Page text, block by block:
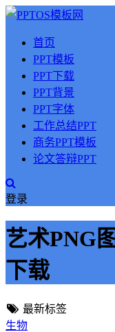
首页
PPT模板
PPT下载
PPT背景
PPT字体
工作总结PPT
商务PPT模板
论文答辩PPT
登录
艺术PNG
下载
最新标签
生物